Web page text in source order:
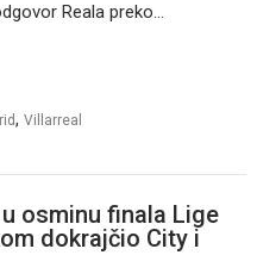
Reala preko…
,Villarreal
osminu finala Lige
dokrajčio City i